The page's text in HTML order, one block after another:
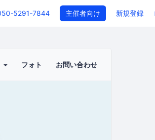
5291-7844 主催者向け 新規登録
フォト お問い合わせ